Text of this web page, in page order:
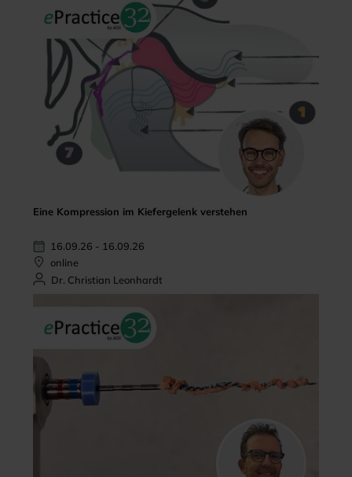
Eine Kompression im Kiefergelenk verstehen
16.09.26 - 16.09.26
online
Dr. Christian Leonhardt